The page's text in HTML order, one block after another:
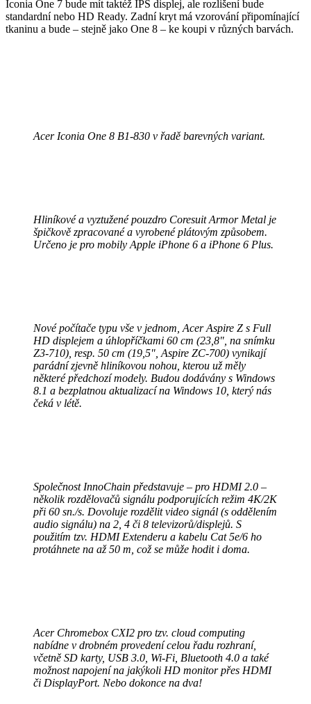
Iconia One 7 bude mít taktéž IPS displej, ale rozlišení bude
standardní nebo HD Ready. Zadní kryt má vzorování připomínající
tkaninu a bude – stejně jako One 8 – ke koupi v různých barvách.
Acer Iconia One 8 B1-830 v řadě barevných variant.
Hliníkové a vyztužené pouzdro Coresuit Armor Metal je
špičkově zpracované a vyrobené plátovým způsobem.
Určeno je pro mobily Apple iPhone 6 a iPhone 6 Plus.
Nové počítače typu vše v jednom, Acer Aspire Z s Full
HD displejem a úhlopříčkami 60 cm (23,8", na snímku
Z3-710), resp. 50 cm (19,5", Aspire ZC-700) vynikají
parádní zjevně hliníkovou nohou, kterou už měly
některé předchozí modely. Budou dodávány s Windows
8.1 a bezplatnou aktualizací na Windows 10, který nás
čeká v létě.
Společnost InnoChain představuje – pro HDMI 2.0 –
několik rozdělovačů signálu podporujících režim 4K/2K
při 60 sn./s. Dovoluje rozdělit video signál (s oddělením
audio signálu) na 2, 4 či 8 televizorů/displejů. S
použitím tzv. HDMI Extenderu a kabelu Cat 5e/6 ho
protáhnete na až 50 m, což se může hodit i doma.
Acer Chromebox CXI2 pro tzv. cloud computing
nabídne v drobném provedení celou řadu rozhraní,
včetně SD karty, USB 3.0, Wi-Fi, Bluetooth 4.0 a také
možnost napojení na jakýkoli HD monitor přes HDMI
či DisplayPort. Nebo dokonce na dva!